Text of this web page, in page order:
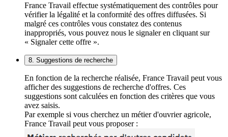
France Travail effectue systématiquement des contrôles pour
vérifier la légalité et la conformité des offres diffusées. Si
malgré ces contrôles vous constatez des contenus
inappropriés, vous pouvez nous le signaler en cliquant sur
« Signaler cette offre ».
8. Suggestions de recherche
En fonction de la recherche réalisée, France Travail peut vous
afficher des suggestions de recherche d'offres. Ces
suggestions sont calculées en fonction des critères que vous
avez saisis.
Par exemple si vous cherchez un métier d'ouvrier agricole,
France Travail peut vous proposer :